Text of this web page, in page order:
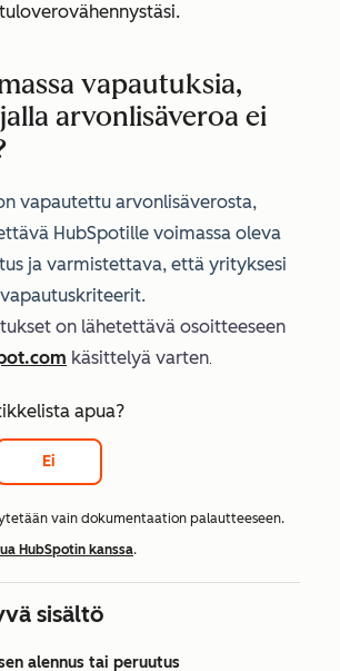
vapautuksia,
arvonlisäveroa ei
vapautettu arvonlisäverosta,
HubSpotille voimassa oleva
ja varmistettava, että yrityksesi
on lähetettävä osoitteeseen
käsittelyä varten.
apua?
Ei
vain dokumentaation palautteeseen.
HubSpotin kanssa.
sisältö
alennus tai peruutus